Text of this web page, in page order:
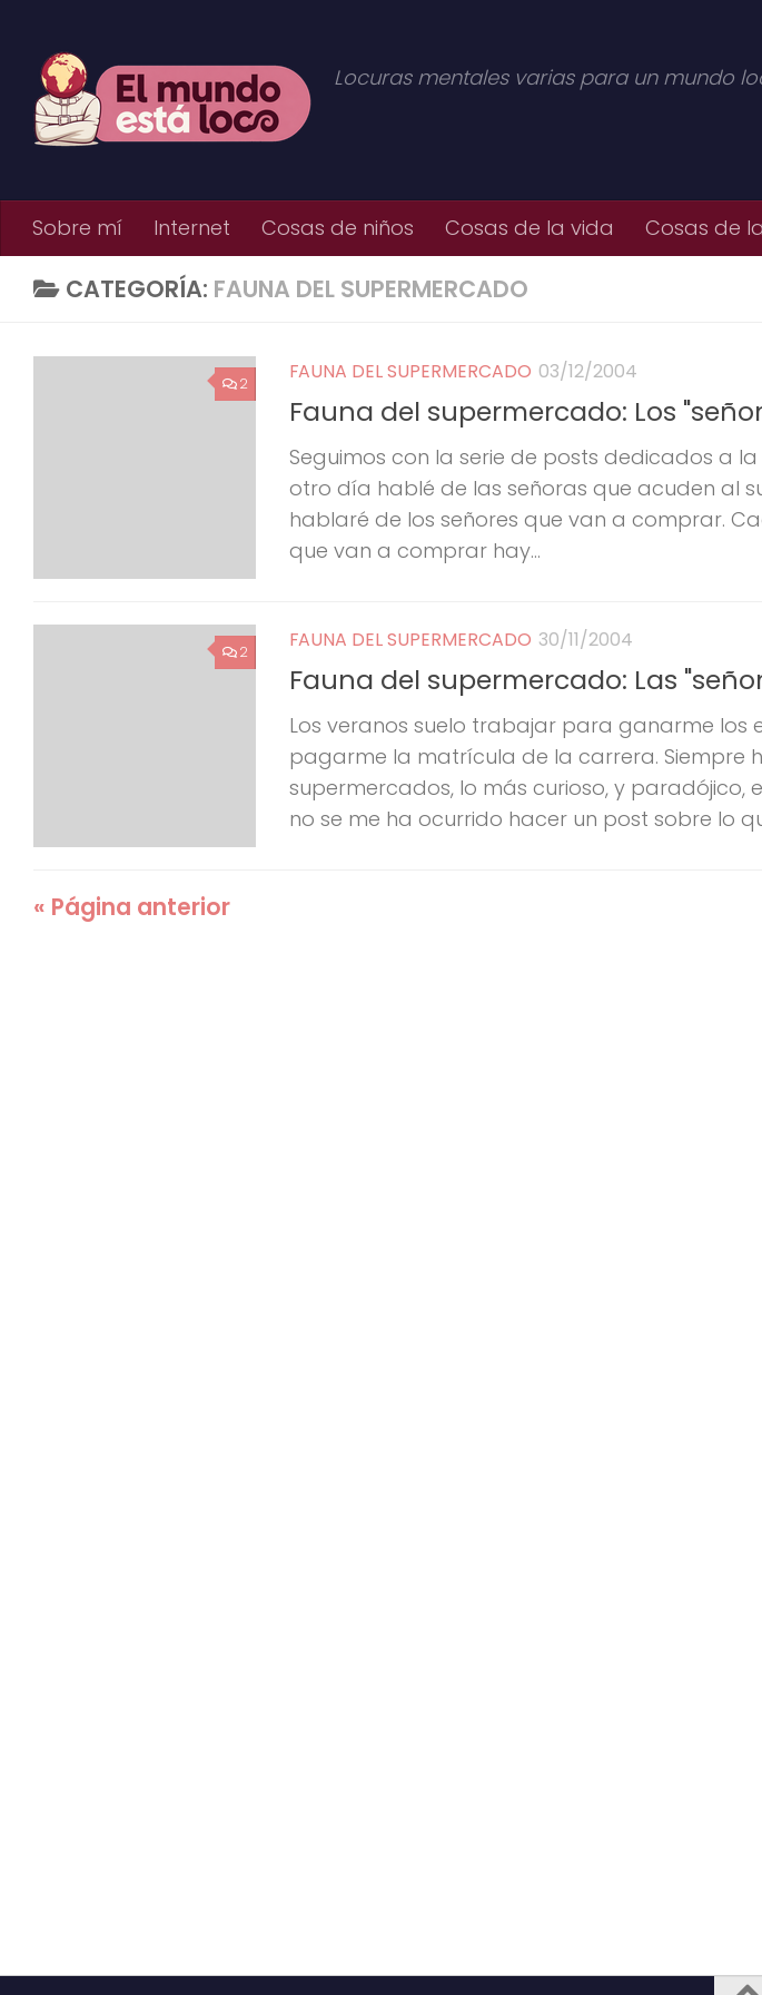
Locuras mentales varias para un mundo
Sobre mí Internet Cosas de niños Cosas de la vida Cosas de
CATEGORÍA: FAUNA DEL SUPERMERCADO
2 FAUNA DEL SUPERMERCADO 03/12/2004
Fauna del supermercado: Los
Seguimos con la serie de posts dedicados a
otro día hablé de las señoras que acuden al
hablaré de los señores que van a comprar.
que van a comprar hay...
2 FAUNA DEL SUPERMERCADO 30/11/2004
Fauna del supermercado: Las
Los veranos suelo trabajar para ganarme los
pagarme la matrícula de la carrera. Siempre
supermercados, lo más curioso, y paradójico,
no se me ha ocurrido hacer un post sobre lo
« Página anterior